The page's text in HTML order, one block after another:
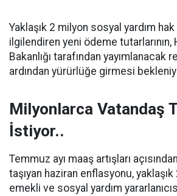
Yaklaşık 2 milyon sosyal yardım
ilgilendiren yeni ödeme tutarlarının,
Bakanlığı tarafından yayımlanacak
ardından yürürlüğe girmesi
Milyonlarca Vatandaş
İstiyor..
Temmuz ayı maaş artışları
taşıyan haziran enflasyonu,
emekli ve sosyal yardım